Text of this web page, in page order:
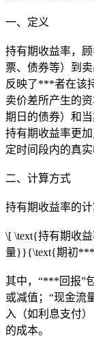
一、定义
持有期收益率，
票、债券等）到
反映了***者在该
卖价差所产生的
期日的债券）和
持有期收益率更
定时间段内的真实
二、计算方式
持有期收益率的计
\[ \text{持有期收
量}}{\text{期初
其中，“***回报”
或减值；“现金流
入（如利息支付
的成本。